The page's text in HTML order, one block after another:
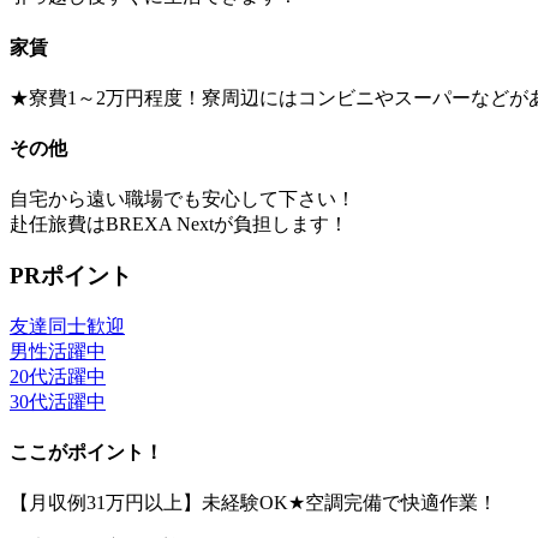
家賃
★寮費1～2万円程度！寮周辺にはコンビニやスーパーなど
その他
自宅から遠い職場でも安心して下さい！
赴任旅費はBREXA Nextが負担します！
PRポイント
友達同士歓迎
男性活躍中
20代活躍中
30代活躍中
ここがポイント！
【月収例31万円以上】未経験OK★空調完備で快適作業！